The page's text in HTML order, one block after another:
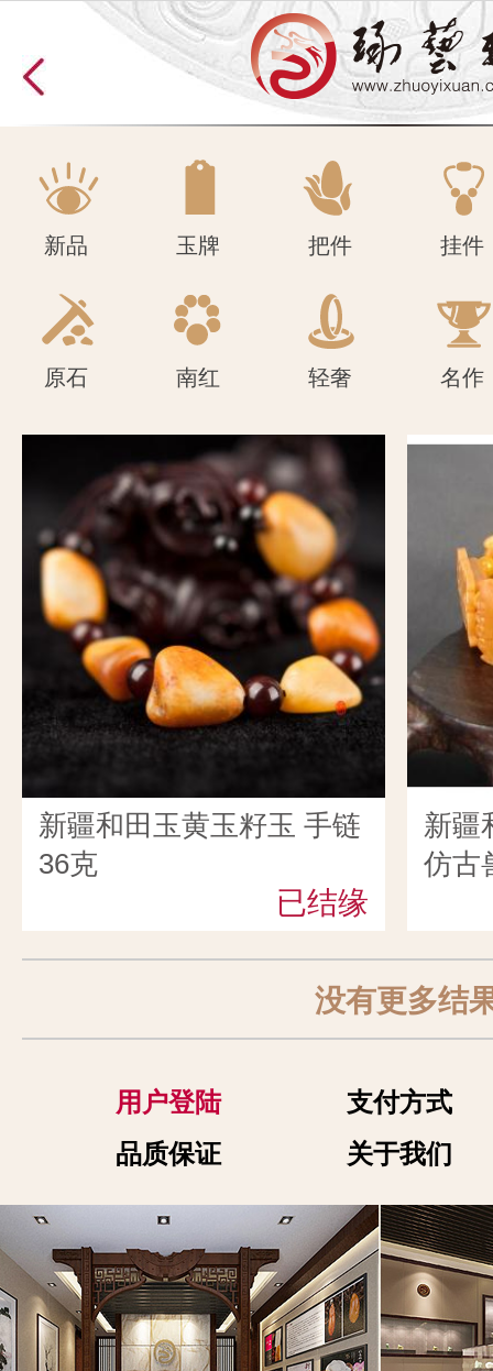
原石 南红 轻奢 名作
新品 玉牌 把件 挂件
原石 南红 轻奢 名作
新疆和田玉黄玉籽玉 手链
36克
已结缘
新疆
仿古
没有更多结
用户登陆
支付方式
品质保证
关于我们